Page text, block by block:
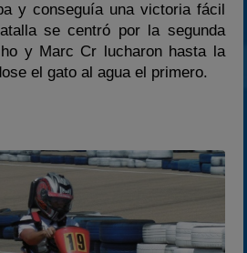
y conseguía una victoria fácil
se centró por la segunda
y Marc Cr lucharon hasta la
el gato al agua el primero.